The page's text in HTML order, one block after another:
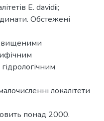
E. davidii;
Обстежені
локалітети
понад 2000.